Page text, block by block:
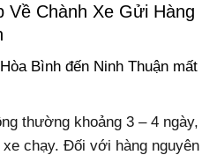
Về Chành Xe Gửi Hàng
Bình đến Ninh Thuận mất
thường khoảng 3 – 4 ngày,
chạy. Đối với hàng nguyên